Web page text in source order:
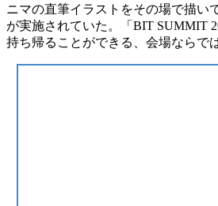
ニマの直筆イラストをその場で描い
が実施されていた。「BIT SUMMIT
持ち帰ることができる、会場ならで